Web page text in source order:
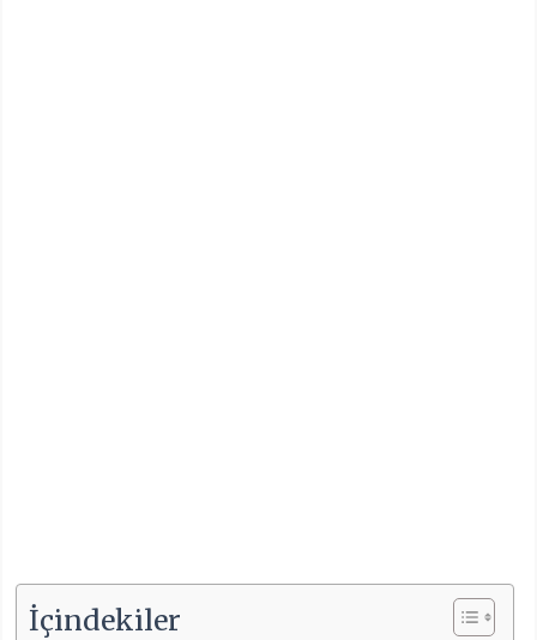
İçindekiler